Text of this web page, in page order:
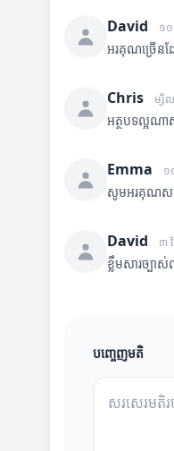
David ១
អរគុណច្រើន
Chris ម្សិ
អត្ថបទល្អណ
Emma ១
សូមអរគុណសម្
David ៣
ខ្លឹមសារច្ប
បញ្ចេញមតិ